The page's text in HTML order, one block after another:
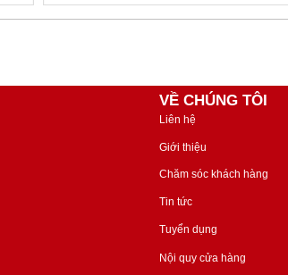
VỀ CHÚNG TÔI
Liên hệ
Giới thiệu
Chăm sóc khách hàng
Tin tức
Tuyển dụng
Nội quy cửa hàng